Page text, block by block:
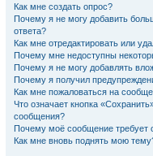
Как мне создать опрос?
Почему я не могу добавить
ответа?
Как мне отредактировать или
Почему мне недоступны
Почему я не могу добавлять
Почему я получил
Как мне пожаловаться на
Что означает кнопка
сообщения?
Почему моё сообщение требует
Как мне вновь поднять мою